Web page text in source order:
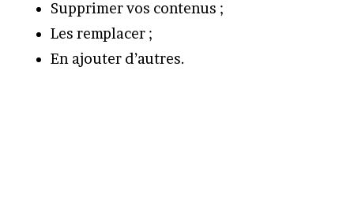
Supprimer vos contenus ;
Les remplacer ;
En ajouter d’autres.